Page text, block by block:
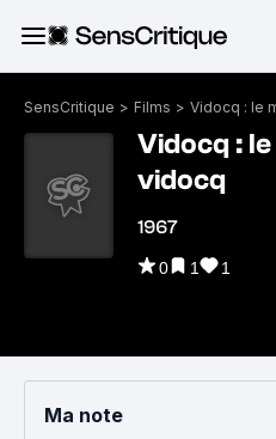
SensCritique > Films > Vidocq : le
Vidocq :
vidocq
1967
0 1 1
Ma note